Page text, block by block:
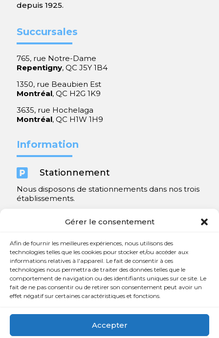
Gérer le consentement
Afin de fournir les meilleures expériences, nous utilisons des
technologies telles que les cookies pour stocker et/ou accéder aux
informations relatives à l'appareil. Le fait de consentir à ces
technologies nous permettra de traiter des données telles que le
comportement de navigation ou des identifiants uniques sur ce site. Le
fait de ne pas consentir ou de retirer son consentement peut avoir un
effet négatif sur certaines caractéristiques et fonctions.
Accepter
depuis 1925.
Succursales
765, rue Notre-Dame
Repentigny, QC J5Y 1B4
1350, rue Beaubien Est
Montréal, QC H2G 1K9
3635, rue Hochelaga
Montréal, QC H1W 1H9
Information
 Stationnement
Nous disposons de stationnements dans nos trois
établissements.
Contact
 450 654-3342
 info@charlesrajotte.com
765, rue Notre-Dame